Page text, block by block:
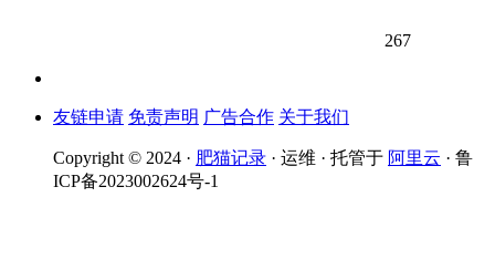
267
友链申请 免责声明 广告合作 关于我们
Copyright © 2024 · 肥猫记录 · 运维 · 托管于 阿里云 · 鲁
ICP备2023002624号-1